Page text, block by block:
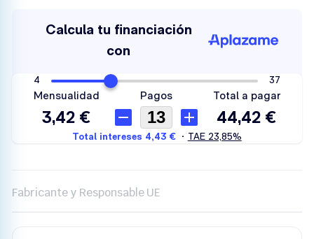
Fabricante y Responsable UE